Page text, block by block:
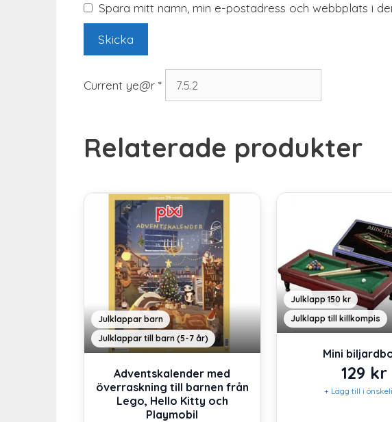
Spara mitt namn, min e-postadress och webbplats i
Current ye@r *
Relaterade produkter
Julklappar barn
Julklappar till barn (5-7 år)
Adventskalender med
överraskning till barnen från
Lego, Hello Kitty och
Playmobil
Julklapp 150 kr
Julklapp till killkompis
Mini
129 kr
+ Lägg till i